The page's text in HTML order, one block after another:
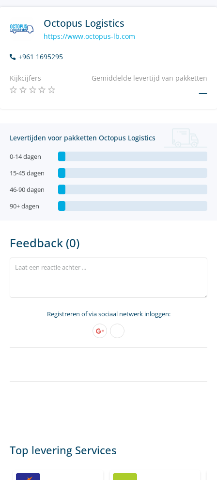
Octopus Logistics
https://www.octopus-lb.com
+961 1695295
Kijkcijfers Gemiddelde levertijd van pakketten
—
Levertijden voor pakketten Octopus Logistics
0-14 dagen
15-45 dagen
46-90 dagen
90+ dagen
Feedback (0)
Registreren of via sociaal netwerk inloggen:
Top levering Services